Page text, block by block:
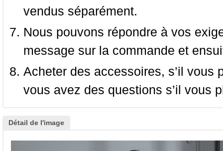
vendus séparément.
Nous pouvons répondre à vos
message sur la commande et
Acheter des accessoires, s’il
vous avez des questions s’il vous
Détail de l'image